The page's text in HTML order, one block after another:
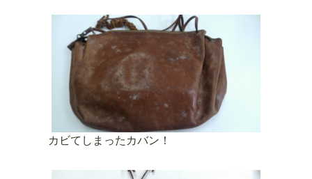
カビてしまったカバン！